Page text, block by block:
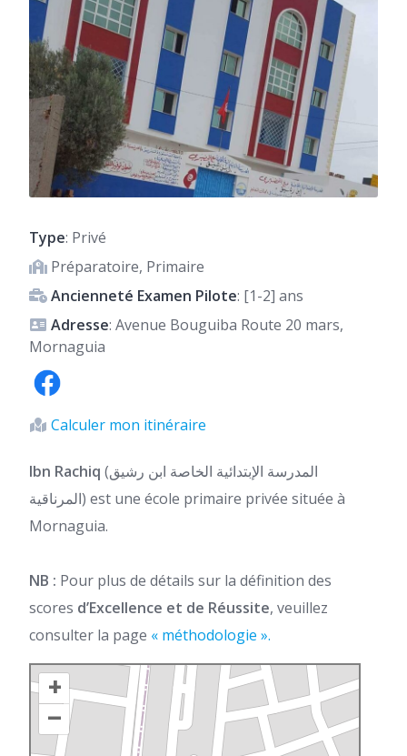
Type: Privé
Préparatoire, Primaire
Ancienneté Examen Pilote: [1-2] ans
Adresse: Avenue Bouguiba Route 20 mars,
Mornaguia
Calculer mon itinéraire
Ibn Rachiq (المدرسة الإبتدائية الخاصة ابن رشيق
المرناقية) est une école primaire privée située à
Mornaguia.
NB : Pour plus de détails sur la définition des
scores d’Excellence et de Réussite, veuillez
consulter la page « méthodologie ».
+
–